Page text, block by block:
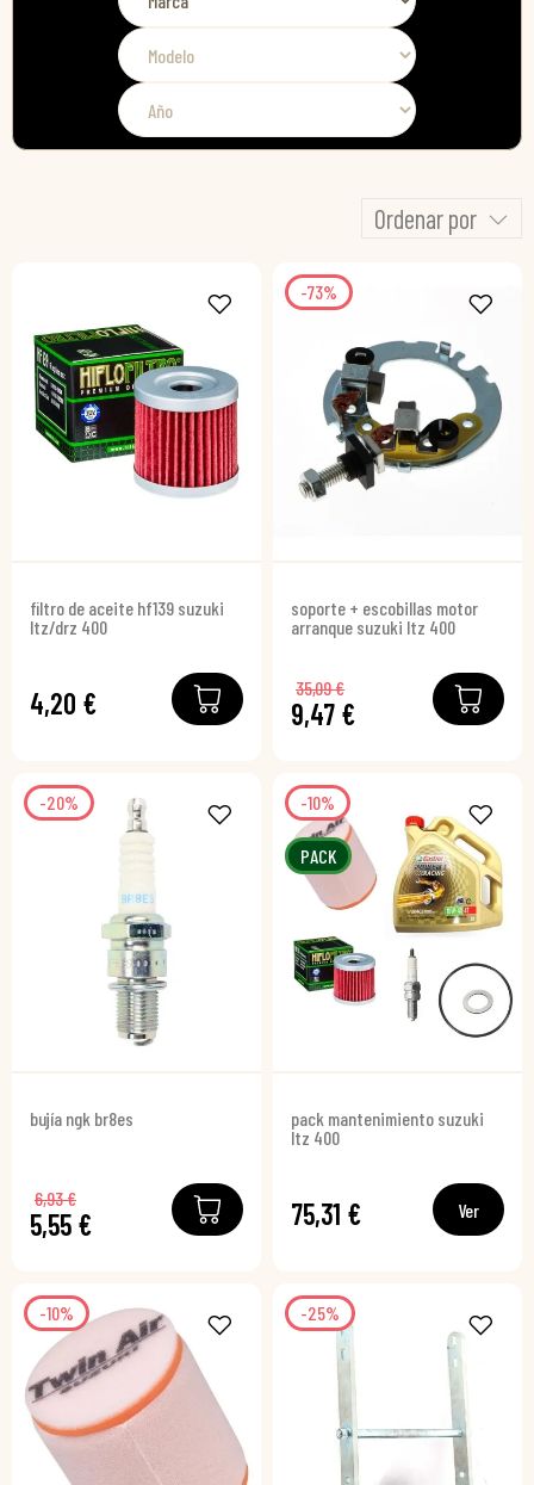
Ordenar por
filtro de aceite hf139 suzuki
ltz/drz 400
4,20 €
-73%
soporte + escobillas motor
arranque suzuki ltz 400
9,47 €
35,09 €
-20%
bujía ngk br8es
5,55 €
6,93 €
PACK
-10%
pack mantenimiento suzuki
ltz 400
75,31 € Ver
-10% -25%